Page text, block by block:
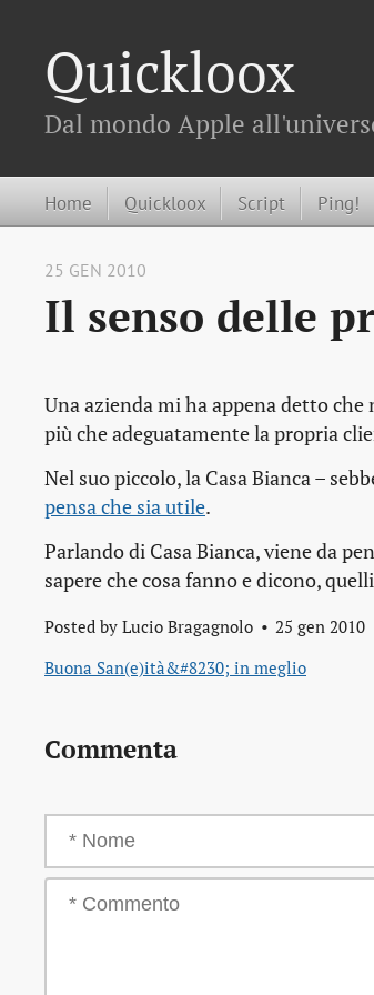
Quickloox
Dal mondo Apple
Home Quickloox Script Ping!
25 GEN 2010
Il senso delle
Una azienda mi ha appena detto
più che adeguatamente la propria
Nel suo piccolo, la Casa Bianca –
pensa che sia utile.
Parlando di Casa Bianca, viene da
sapere che cosa fanno e dicono,
Posted by Lucio Bragagnolo 25 gen 2010
Buona San(e)ità&#8230; in meglio
Commenta